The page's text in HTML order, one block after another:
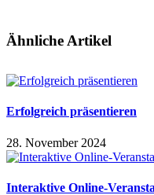
Ähnliche Artikel
Erfolgreich präsentieren
28. November 2024
Interaktive Online-